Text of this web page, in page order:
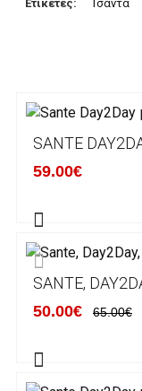
μας
Λογαριασμό.
κάποιον απο
λογαριασμούς:
ΕΞΟΔΑ
ΕΛΛΑΔΑ
Ετικέτες: Τσάντα
SANTE
59.00€
SANTE,
50.00€ 65.00€